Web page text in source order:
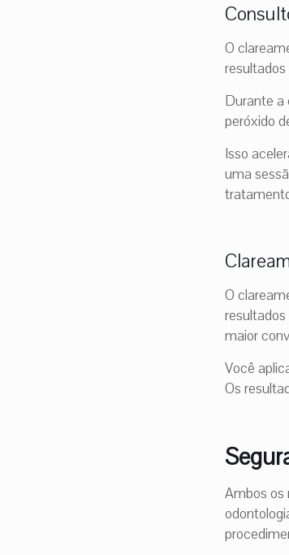
O
Durante a
peróxido
Isso
uma
O
maior
Você
Os
Ambos